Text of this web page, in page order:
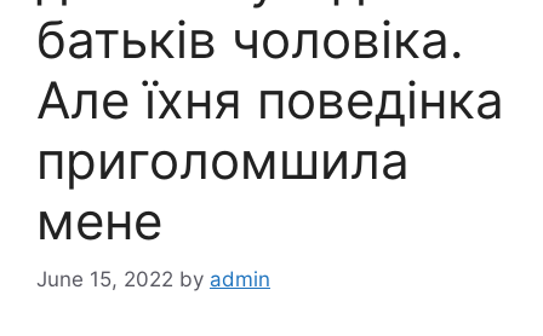
батьків чоловіка.
Але їхня поведінка
приголомшила
мене
June 15, 2022 by admin